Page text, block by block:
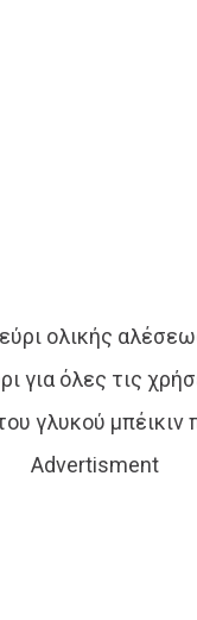
ολικής
για όλες τις
γλυκού μπέικιν
Advertisment